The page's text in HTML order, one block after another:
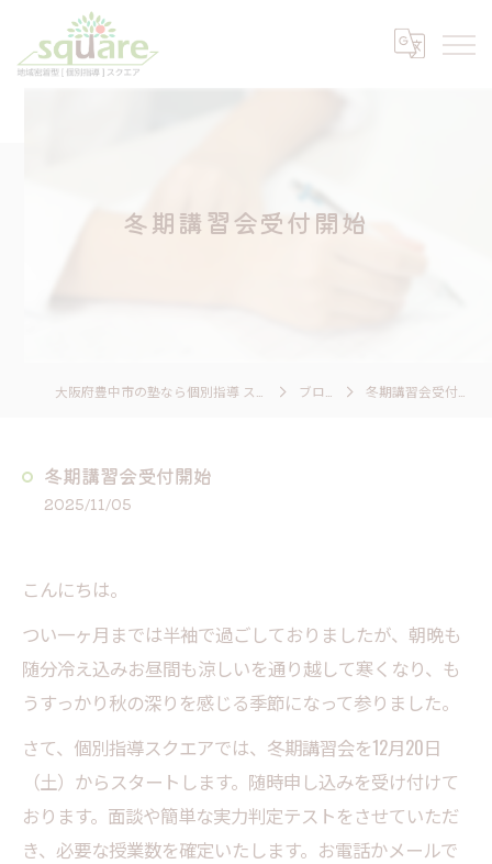
冬期講習会受付開始
ブログ 冬期講習会受付開始
冬期講習会受付開始
2025/11/05
こんにちは。
つい一ヶ月までは半袖で過ごしておりましたが、朝晩も
随分冷え込みお昼間も涼しいを通り越して寒くなり、も
うすっかり秋の深りを感じる季節になって参りました。
さて、個別指導スクエアでは、冬期講習会を12月20日
（土）からスタートします。随時申し込みを受け付けて
おります。面談や簡単な実力判定テストをさせていただ
き、必要な授業数を確定いたします。お電話かメールで